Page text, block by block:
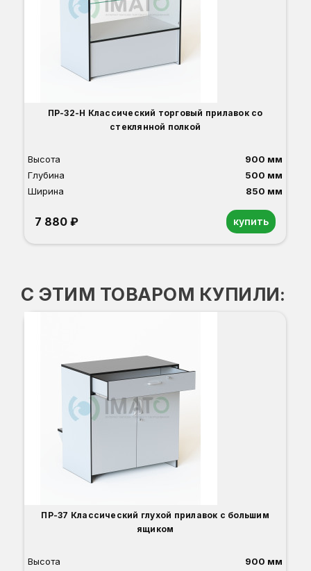
ПР-32-Н Классический торговый прилавок со
стеклянной полкой
Высота
900 мм
Глубина
500 мм
Ширина
850 мм
7 880 ₽ купить
С ЭТИМ ТОВАРОМ КУПИЛИ:
ПР-37 Классический глухой прилавок с большим
ящиком
Высота
900 мм